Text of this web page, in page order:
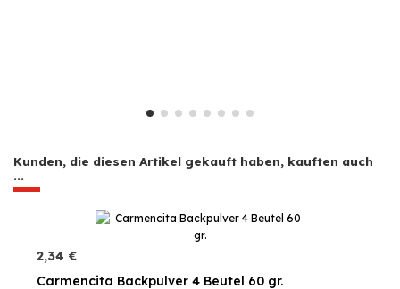
Kunden, die diesen Artikel gekauft haben, kauften auch
...
2,34 €
Carmencita Backpulver 4 Beutel 60 gr.